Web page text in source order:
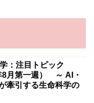
：注目トピック
8月第一週） ～ AI・
牽引する生命科学の